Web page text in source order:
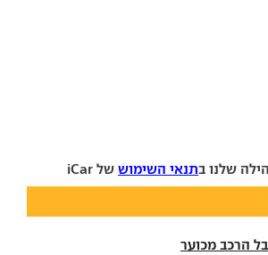
שלנו בתנאי השימוש של iCar